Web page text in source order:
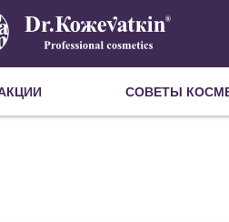
СОВЕТЫ